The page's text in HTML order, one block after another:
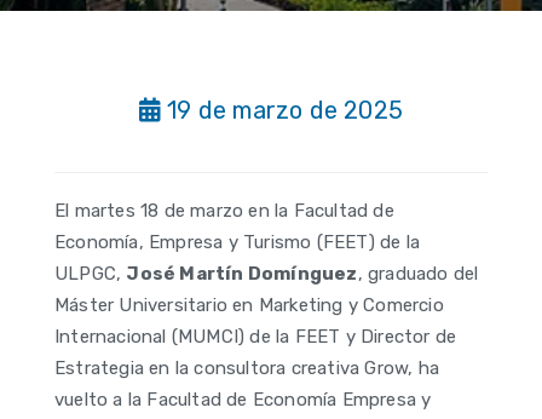
19 de marzo de 2025
El martes 18 de marzo en la Facultad de
Economía, Empresa y Turismo (FEET) de la
ULPGC, José Martín Domínguez, graduado del
Máster Universitario en Marketing y Comercio
Internacional (MUMCI) de la FEET y Director de
Estrategia en la consultora creativa Grow, ha
vuelto a la Facultad de Economía Empresa y